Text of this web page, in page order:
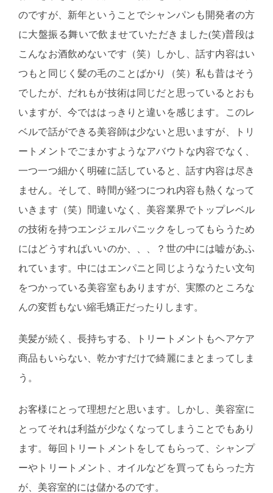
のですが、新年ということでシャンパンも開発者の方
に大盤振る舞いで飲ませていただきました(笑)普段は
こんなお酒飲めないです（笑）しかし、話す内容はい
つもと同じく髪の毛のことばかり（笑）私も昔はそう
でしたが、だれもが技術は同じだと思っているとおも
いますが、今でははっきりと違いを感じます。このレ
ベルで話ができる美容師は少ないと思いますが、トリ
ートメントでごまかすようなアバウトな内容でなく、
一つ一つ細かく明確に話していると、話す内容は尽き
ません。そして、時間が経つにつれ内容も熱くなって
いきます（笑）間違いなく、美容業界でトップレベル
の技術を持つエンジェルパニックをしってもらうため
にはどうすればいいのか、、、？世の中には嘘があふ
れています。中にはエンパニと同じようなうたい文句
をつかっている美容室もありますが、実際のところな
んの変哲もない縮毛矯正だったりします。
美髪が続く、長持ちする、トリートメントもヘアケア
商品もいらない、乾かすだけで綺麗にまとまってしま
う。
お客様にとって理想だと思います。しかし、美容室に
とってそれは利益が少なくなってしまうことでもあり
ます。毎回トリートメントをしてもらって、シャンプ
ーやトリートメント、オイルなどを買ってもらった方
が、美容室的には儲かるのです。